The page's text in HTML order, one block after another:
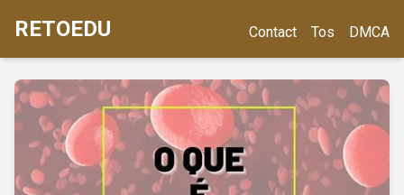
RETOEDU Contact Tos DMCA